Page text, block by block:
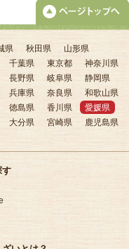
県 秋田県
山形県
千葉県 東京都
神奈川県
長野県 岐阜県
静岡県
兵庫県 奈良県
和歌山県
徳島県 香川県
愛媛県
大分県 宮崎県
鹿児島県
す